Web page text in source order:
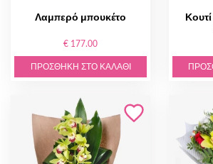
Λαμπερό μπουκέτο
€ 177.00
ΠΡΟΣΘΉΚΗ ΣΤΟ ΚΑΛΆΘΙ